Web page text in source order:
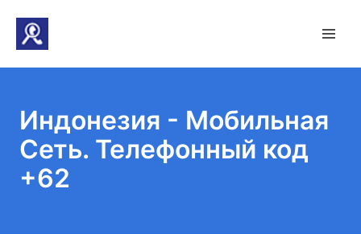
Индонезия - Мобильная
Сеть. Телефонный код
+62